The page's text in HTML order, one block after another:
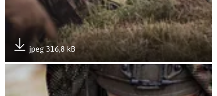
jpeg 316,8 kB
Pobierz załącznik
Otwórz załącznik Ognista Burza 26 6